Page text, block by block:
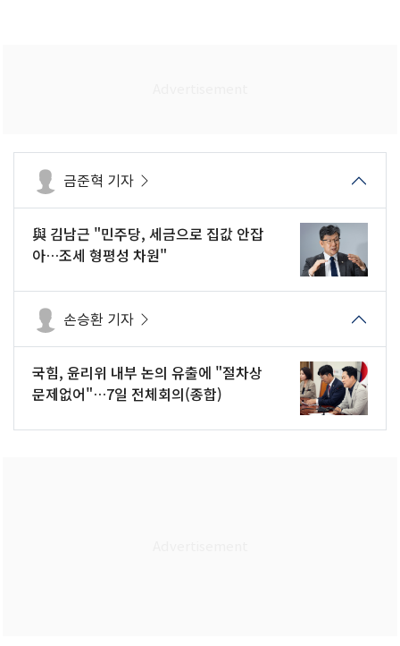
금준혁 기자
與 김남근 "민주당, 세금으로 집값 안잡
아…조세 형평성 차원"
손승환 기자
국힘, 윤리위 내부 논의 유출에 "절차상
문제없어"…7일 전체회의(종합)